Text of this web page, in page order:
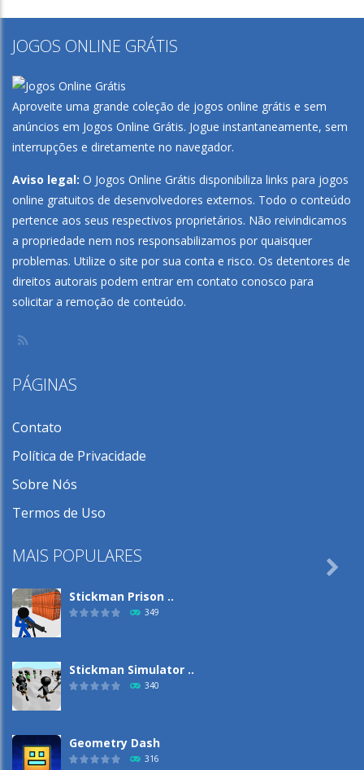
Play Play
JOGOS ONLINE GRÁTIS
Aproveite uma grande coleção de jogos online grátis e sem
anúncios em Jogos Online Grátis. Jogue instantaneamente, sem
interrupções e diretamente no navegador.
Aviso legal: O Jogos Online Grátis disponibiliza links para jogos
online gratuitos de desenvolvedores externos. Todo o conteúdo
pertence aos seus respectivos proprietários. Não reivindicamos
a propriedade nem nos responsabilizamos por quaisquer
problemas. Utilize o site por sua conta e risco. Os detentores de
direitos autorais podem entrar em contato conosco para
solicitar a remoção de conteúdo.
PÁGINAS
Contato
Política de Privacidade
Sobre Nós
Termos de Uso
MAIS POPULARES
Stickman Prison ..
349
Stickman Simulator ..
340
Geometry Dash
316
